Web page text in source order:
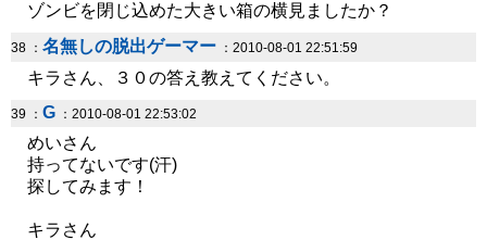
ゾンビを閉じ込めた大きい箱の横見ましたか？
38 ： 名無しの脱出ゲーマー ：2010-08-01 22:51:59
キラさん、３０の答え教えてください。
39 ： G ：2010-08-01 22:53:02
めいさん
持ってないです(汗)
探してみます！
キラさん